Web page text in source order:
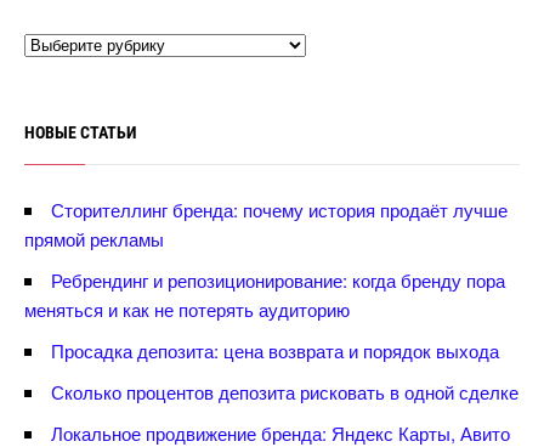
НОВЫЕ СТАТЬИ
Сторителлинг бренда: почему история продаёт лучше
прямой рекламы
Ребрендинг и репозиционирование: когда бренду пора
меняться и как не потерять аудиторию
Просадка депозита: цена возврата и порядок выхода
Сколько процентов депозита рисковать в одной сделке
Локальное продвижение бренда: Яндекс Карты, Авито